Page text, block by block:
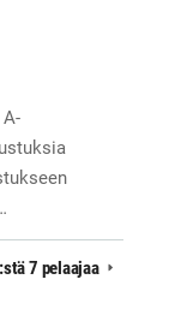
7 pelaajaa